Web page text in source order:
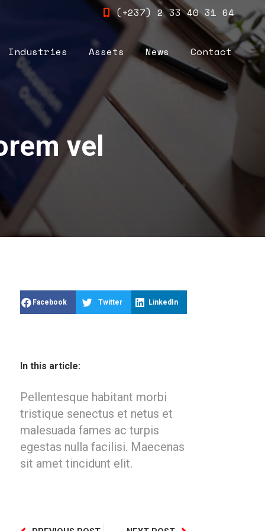
(+237) 2 33 40 31 64
Industries Assets News Contact
vel
Facebook Twitter LinkedIn
In this article:
Pellentesque habitant morbi
tristique senectus et netus et
malesuada fames ac turpis
egestas nulla facilisi. Maecenas
sit amet tincidunt elit.
Assets News Contact